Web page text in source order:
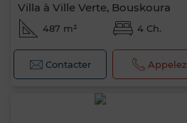
Villa à Ville Verte, Bouskoura
487 m² 4 Ch.
Contacter Appelez